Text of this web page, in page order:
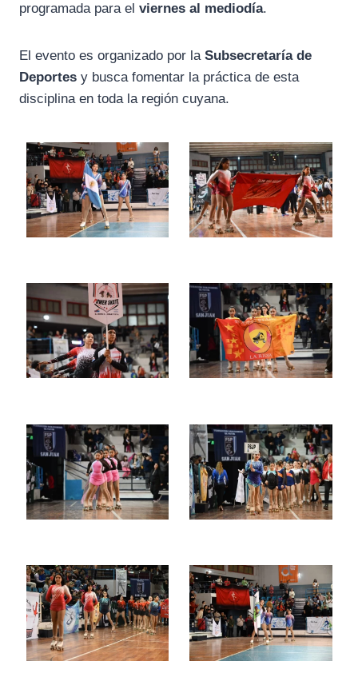
programada para el viernes al mediodía.
El evento es organizado por la Subsecretaría de
Deportes y busca fomentar la práctica de esta
disciplina en toda la región cuyana.